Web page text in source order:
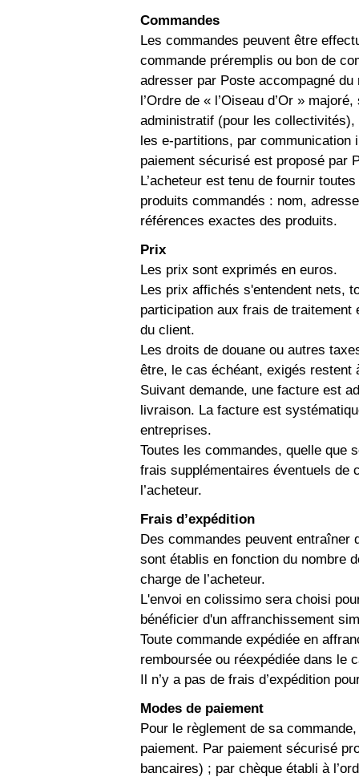
Commandes
Les commandes peuvent être
commande préremplis ou bon de
adresser par Poste accompagné
l’Ordre de « l’Oiseau d’Or »
administratif (pour les collectivités),
les e-partitions, par
paiement sécurisé est proposé par
L’acheteur est tenu de fournir
produits commandés : nom,
références exactes des produits.
Prix
Les prix sont exprimés en euros.
Les prix affichés s'entendent nets,
participation aux frais de traitement
du client.
Les droits de douane ou autres
être, le cas échéant, exigés restent
Suivant demande, une facture est
livraison. La facture est
entreprises.
Toutes les commandes, quelle que
frais supplémentaires éventuels de
l’acheteur.
Frais d’expédition
Des commandes peuvent
sont établis en fonction du nombre
charge de l’acheteur.
L'envoi en colissimo sera choisi
bénéficier d'un affranchissement
Toute commande expédiée en
remboursée ou réexpédiée dans le
Il n’y a pas de frais d’expédition
Modes de paiement
Pour le règlement de sa
paiement. Par paiement sécurisé
bancaires) ; par chèque établi à